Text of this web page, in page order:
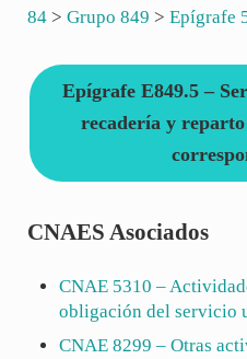
84> Grupo 849 > Epígrafe
Epígrafe E849.5 –
recadería y
CNAES Asociados
CNAE 5310 –
obligación del servicio
CNAE8299 – Otras